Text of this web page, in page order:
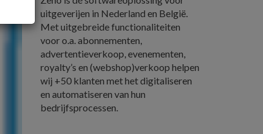
uitgeverijen in Nederland en België.
Met uitgebreide functionaliteiten
voor o.a. abonnementen,
advertentieverkoop, evenementen,
royalty’s en (webshop)verkoop helpen
wij +50 klanten met het digitaliseren
en automatiseren van hun
bedrijfsprocessen.